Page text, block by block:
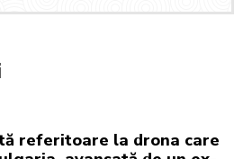
referitoare la drona care